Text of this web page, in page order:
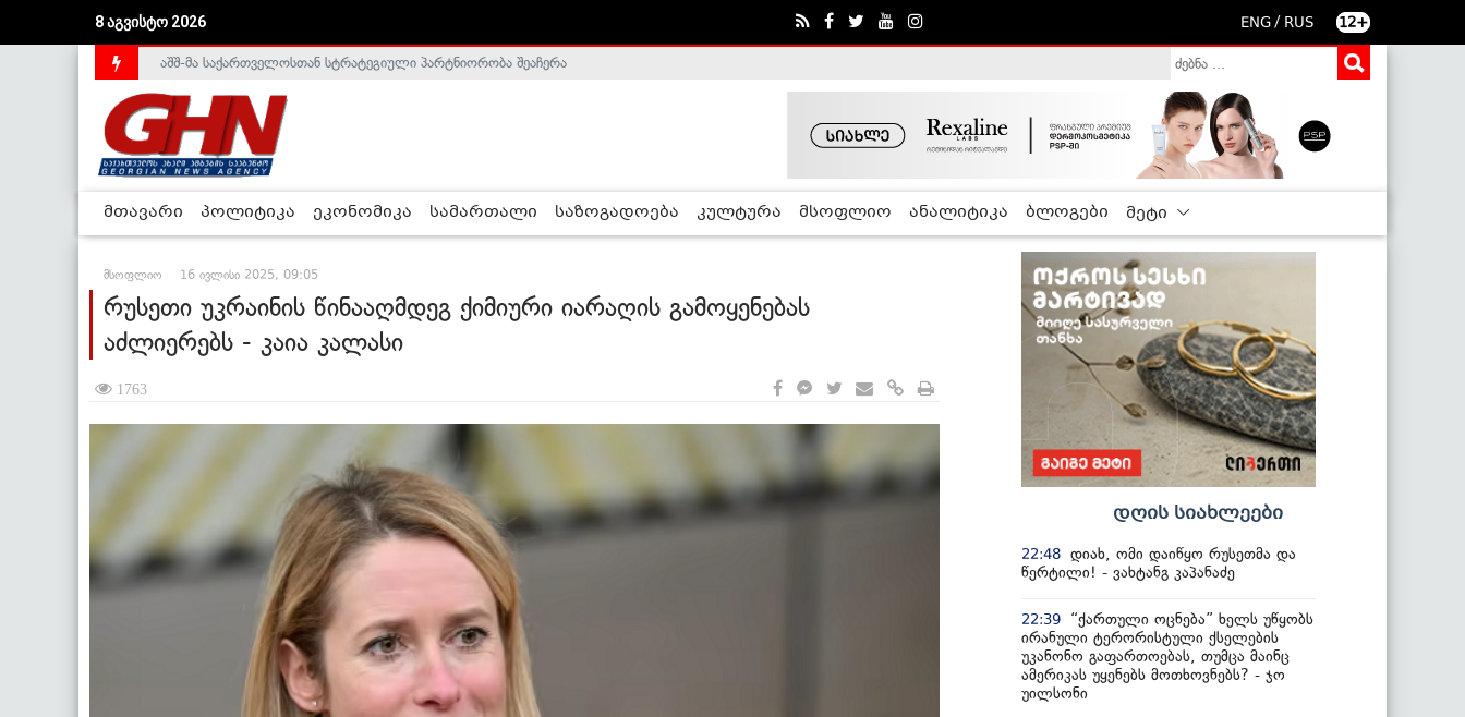
8 აგვისტო 2026 ENG / RUS 12+
საქართველოს დე-ფაქტო მთავრობა არალეგიტიმურია - ჰელსინკის კომისია
აშშ-მა საქართველოსთან სტრატეგიული პარტნიორობა შეაჩერა
მთავარი პოლიტიკა ეკონომიკა სამართალი საზოგადოება კულტურა მსოფლიო ანალიტიკა ბლოგები მეტი
მსოფლიო 16 ივლისი 2025, 09:05
რუსეთი უკრაინის წინააღმდეგ ქიმიური იარაღის გამოყენებას
აძლიერებს - კაია კალასი
1763
დღის სიახლეები
22:48 დიახ, ომი დაიწყო რუსეთმა და
წერტილი! - ვახტანგ კაპანაძე
22:39
“ქართული ოცნება” ხელს უწყობს
ირანული ტერორისტული ქსელების
უკანონო გაფართოებას, თუმცა მაინც
ამერიკას უყენებს მოთხოვნებს? - ჯო
უილსონი